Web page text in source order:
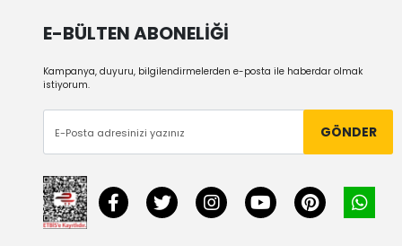
E-BÜLTEN ABONELİĞİ
Kampanya, duyuru, bilgilendirmelerden e-posta ile haberdar olmak
istiyorum.
GÖNDER